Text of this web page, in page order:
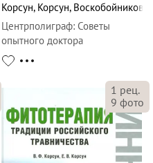
Корсун, Корсун, Воскобойникова
Центрполиграф: Советы
опытного доктора
1 рец.
9 фото